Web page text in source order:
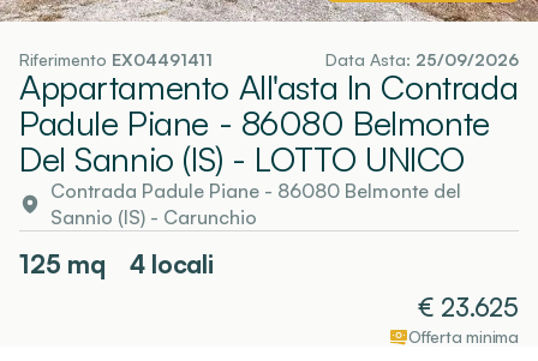
Riferimento EX04491411 Data Asta: 25/09/2026
Appartamento All'asta In Contrada
Padule Piane - 86080 Belmonte
Del Sannio (IS) - LOTTO UNICO
Contrada Padule Piane - 86080 Belmonte del
Sannio (IS) - Carunchio
125 mq
4 locali
€ 23.625
Offerta minima